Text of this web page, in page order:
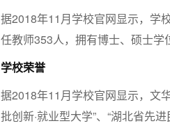
据2018年11月学校官网显示，学
任教师353人，拥有博士、硕士
学校荣誉
据2018年11月学校官网显示，文
批创新·就业型大学”、“湖北省先